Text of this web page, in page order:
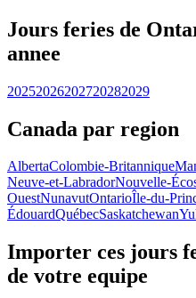
Jours feries de
annee
20252026202720282029
Canada par region
AlbertaColombie-Britannique
Neuve-et-LabradorNouvelle-
OuestNunavutOntarioÎle-du-
ÉdouardQuébecSaskatchewan
Importer ces jours
de votre equipe